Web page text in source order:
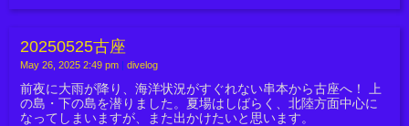
20250525古座
May 26, 2025 2:49 pm | divelog
前夜に大雨が降り、海洋状況がすぐれない串本から古座へ！ 上
の島・下の島を潜りました。夏場はしばらく、北陸方面中心に
なってしまいますが、また出かけたいと思います。